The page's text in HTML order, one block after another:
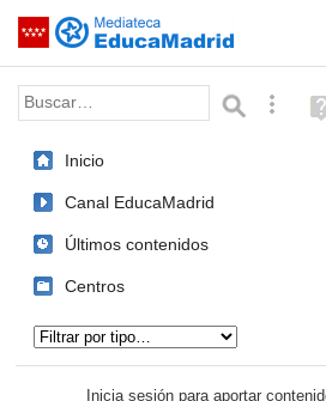
Saltar navegación
Palabra o frase:
(en
Inicio
Canal EducaMadrid
Últimos contenidos
Centros
Inicia sesión para aportar